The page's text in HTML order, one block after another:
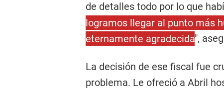
de detalles todo por lo que
logramos llegar al punto más
eternamente agradecida",
La decisión de ese fiscal fue
problema. Le ofreció a Abril